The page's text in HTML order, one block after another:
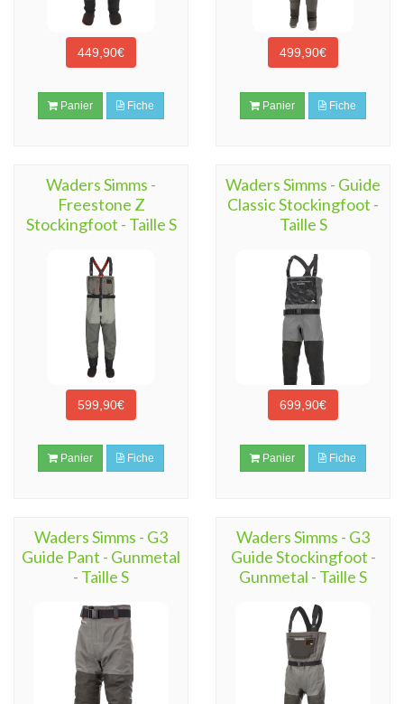
449,90€
Panier Fiche
499,90€
Panier Fiche
Waders Simms -
Freestone Z
Stockingfoot - Taille S
599,90€
Panier Fiche
Waders Simms - Guide
Classic Stockingfoot -
Taille S
699,90€
Panier Fiche
Waders Simms - G3
Guide Pant - Gunmetal
- Taille S
Waders Simms - G3
Guide Stockingfoot -
Gunmetal - Taille S